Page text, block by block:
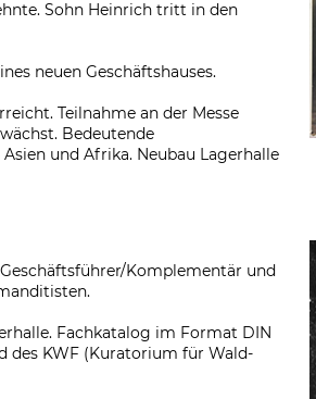
Sohn Heinrich tritt in den
neuen Geschäftshauses.
Teilnahme an der Messe
Bedeutende
und Afrika. Neubau Lagerhalle
Komplementär und
Fachkatalog im Format DIN
des KWF (Kuratorium für Wald-